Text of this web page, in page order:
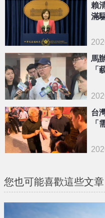
{PLAYICON}
賴
滿
{PLAYICON}
馬
「
台
「
您也可能喜歡這些文章